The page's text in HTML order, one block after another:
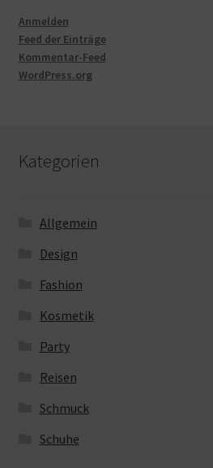
Anmelden
Feed der Einträge
Kommentar-Feed
WordPress.org
Kategorien
Allgemein
Design
Fashion
Kosmetik
Party
Reisen
Schmuck
Schuhe